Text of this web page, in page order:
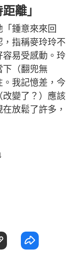
離」
鍾意來來回
，指稱麥玲玲不
容易受感動。玲
（翻兜無
我記憶差，今
變了？）應該
放鬆了許多，